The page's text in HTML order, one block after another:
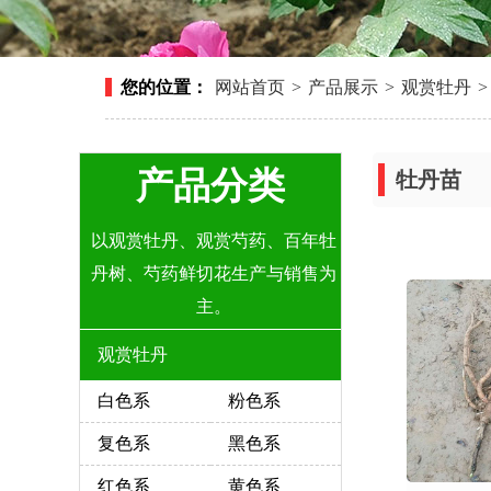
您的位置： 网站首页 > 产品展示 > 观赏牡丹 >
产品分类
以观赏牡丹、观赏芍药、百年牡
丹树、芍药鲜切花生产与销售为
主。
观赏牡丹
白色系 粉色系
复色系 黑色系
红色系 黄色系
牡丹苗